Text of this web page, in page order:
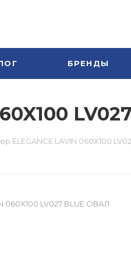
БРЕНДЫ
ELEGANCE LAVIN 060X100
060X100 LV027 BLUE ОВАЛ